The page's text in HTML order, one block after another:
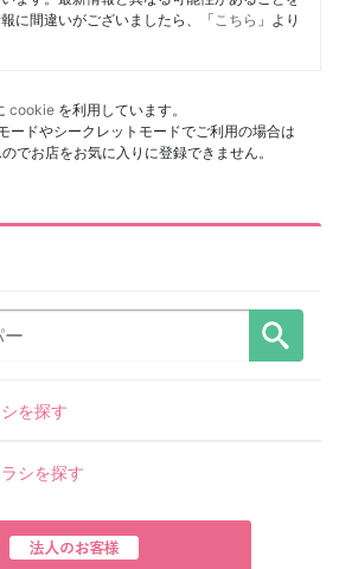
に間違いがございましたら、「 こちら 」より
cookie を利用しています。
ードやシークレットモードでご利用の場合は
でお店をお気に入りに登録できません。
を探す
シを探す